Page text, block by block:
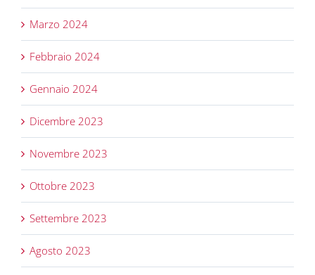
Marzo 2024
Febbraio 2024
Gennaio 2024
Dicembre 2023
Novembre 2023
Ottobre 2023
Settembre 2023
Agosto 2023